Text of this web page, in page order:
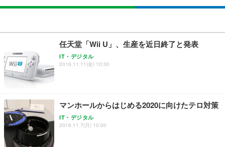
任天堂「Wii U」、生産を近日終了と発表
IT・デジタル
2016.11.11(金) 10:30
マンホールからはじめる2020に向けたテロ対策
IT・デジタル
2016.11.7(月) 10:00